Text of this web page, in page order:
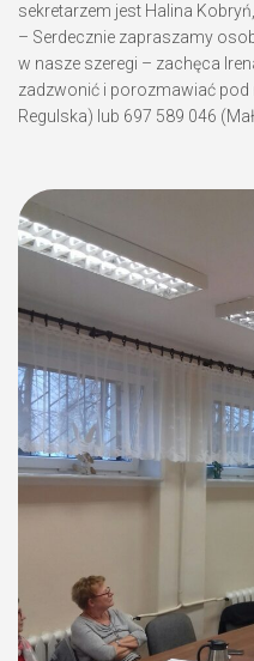
sekretarzem jest Halina
– Serdecznie zapraszamy
w nasze szeregi – zachęca
zadzwonić i porozmawiać pod
Regulska) lub 697 589 046